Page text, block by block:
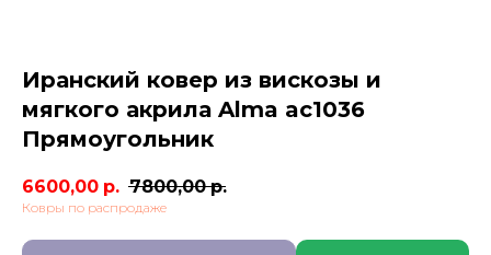
Иранский ковер из вискозы и
мягкого акрила Alma ac1036
Прямоугольник
6600,00 р. 7800,00 р.
Ковры по распродаже